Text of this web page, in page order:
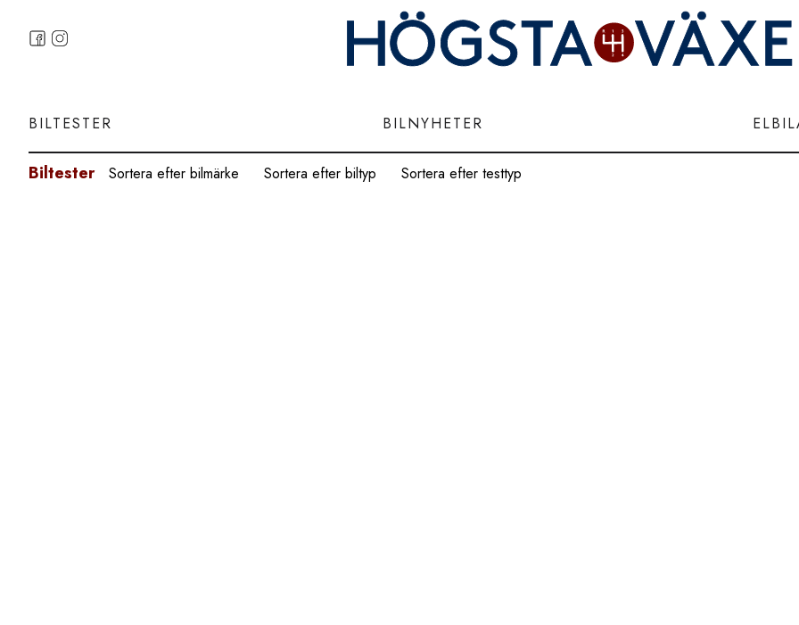
BILTESTER BILNYHETER
Biltester Sortera efter bilmärke Sortera efter biltyp Sortera efter testtyp